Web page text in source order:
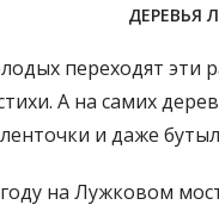
ДЕРЕВЬЯ
переходят эти
А на самих
ленточки и даже
на Лужковом